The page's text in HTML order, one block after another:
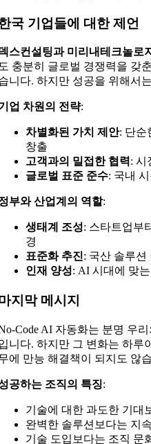
국 기업들에 대한 제언
스컨설팅과 미리내테크놀로지
충분히 글로벌 경쟁력을 갖
니다. 하지만 성공을 위해서
업 차원의 전략:
차별화된 가치 제안: 단순
창출
고객과의 밀접한 협력: 시
글로벌 표준 준수: 국내
부와 산업계의 역할:
생태계 조성: 스타트업부
경
표준화 추진: 국산 솔루션
인재 양성: AI 시대에 맞
지막 메시지
Code AI 자동화는 분명 우
니다. 하지만 그 변화는 하루
에 만능 해결책이 되지도 않
공하는 조직의 특징:
기술에 대한 과도한 기대
완벽한 솔루션보다는 지
기술 도입보다는 조직 문